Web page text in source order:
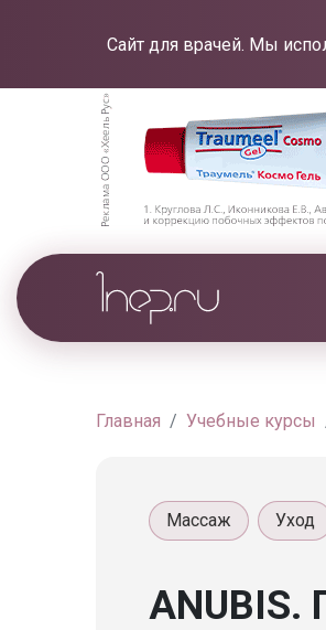
Сайт для врачей. Мы
Главная Учебные курсы
Массаж Уход
ANUBIS.